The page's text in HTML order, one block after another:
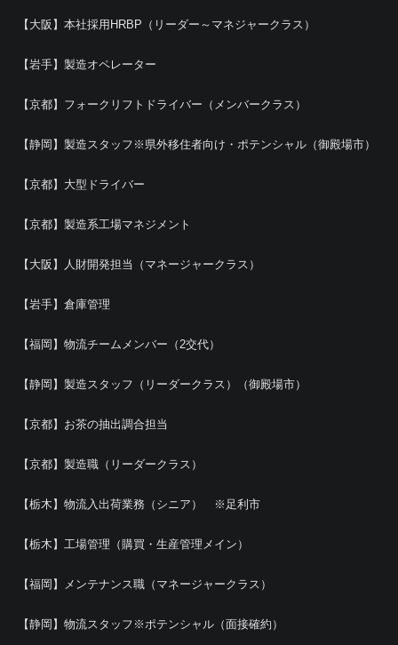
【大阪】本社採用HRBP（リーダー～マネジャークラス）
【岩手】製造オペレーター
【京都】フォークリフトドライバー（メンバークラス）
【静岡】製造スタッフ※県外移住者向け・ポテンシャル（御殿場市）
【京都】大型ドライバー
【京都】製造系工場マネジメント
【大阪】人財開発担当（マネージャークラス）
【岩手】倉庫管理
【福岡】物流チームメンバー（2交代）
【静岡】製造スタッフ（リーダークラス）（御殿場市）
【京都】お茶の抽出調合担当
【京都】製造職（リーダークラス）
【栃木】物流入出荷業務（シニア） ※足利市
【栃木】工場管理（購買・生産管理メイン）
【福岡】メンテナンス職（マネージャークラス）
【静岡】物流スタッフ※ポテンシャル（面接確約）